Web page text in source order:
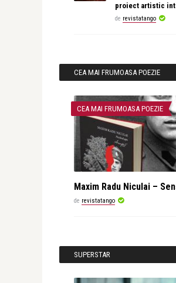
proiect artistic
de revistatango
CEA MAI FRUMOASA POEZIE
CEA MAI FRUMOASA POEZIE
Maxim Radu Niculai –
de revistatango
SUPERSTAR